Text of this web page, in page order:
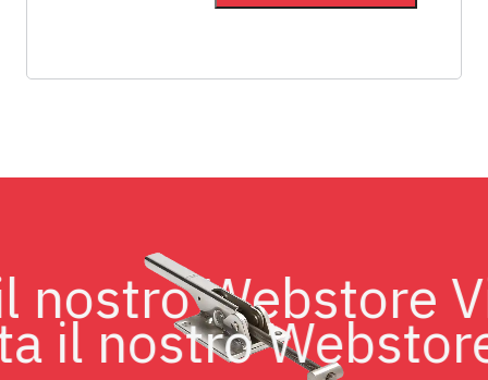
il nostro
nostro Webstore